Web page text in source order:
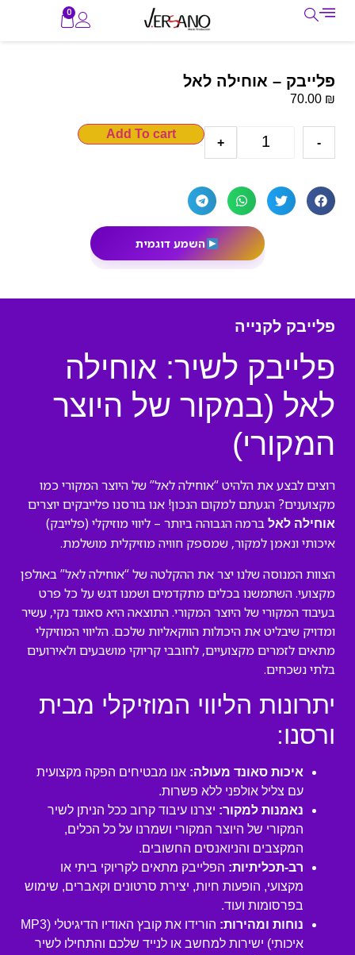
0
פלייבק – אוחילה לאל
70.00 ₪
-
+
Add To cart
השמע דוגמית
פלייבק לקנייה
פלייבק לשיר: אוחילה
לאל (במקור של היוצר
המקורי)
רוצים לבצע את הלהיט “אוחילה לאל” של היוצר המקורי כמו
מקצוענים? הגעתם למקום הנכון! אנו בורסנו פלייבקים יוצרים
אוחילה לאל ברמה הגבוהה ביותר – ליווי מוזיקלי (פלייבק)
איכותי ונאמן למקור, שמספק חוויה מוזיקלית מושלמת.
הצוות המנוסה שלנו יצר את ההקלטה של “אוחילה לאל” באולפן
מקצועי. השתמשנו בכלים מתקדמים ושמנו דגש על כל פרט
בעיבוד המקורי של היוצר המקורי. התוצאה היא סאונד נקי, עשיר
ומדויק שיבליט את היכולות הווקאליות שלכם. הליווי המוזיקלי
מתאים לזמרים מקצועיים, לחובבי קריוקי מושבעים ולאירועים
בלתי נשכחים.
יתרונות הליווי המוזיקלי מבית
ורסנו:
איכות סאונד מעולה: אנו מבטיחים הפקה מקצועית
עם צליל אולפני ללא פשרות.
נאמנות למקור: יצרנו עיבוד קרוב ככל הניתן לשיר
המקורי של היוצר המקורי ושמרנו על כל הכלים,
המקצבים והניואנסים החשובים.
רב-תכליתיות: הפלייבק מתאים לקריוקי ביתי או
מקצועי, הופעות חיות, יצירת סרטונים וקאברים, שימוש
בפרסומות ועוד.
נוחות ומהירות:
הורידו את קובץ האודיו הדיגיטלי (MP3
איכותי) ישירות למחשב או לנייד שלכם והתחילו לשיר